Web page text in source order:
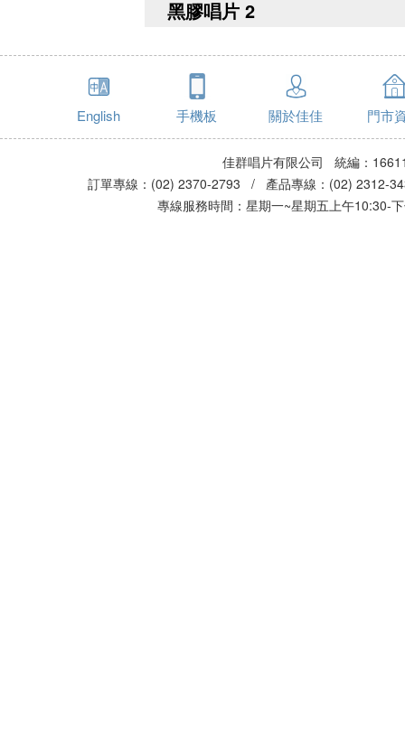
黑膠唱片 2
English 手機板 關於佳佳 門市
佳群唱片有限公司 統編：
訂單專線：(02) 2370-2793 / 產品專線：(02)
專線服務時間：星期一~星期五上午10:30-